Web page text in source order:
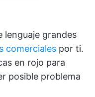
lenguaje grandes
comerciales por ti.
en rojo para
posible problema